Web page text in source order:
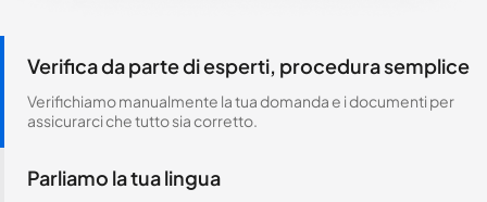
Verifica da parte di esperti, procedura semplice
Verifichiamo manualmente la tua domanda e i documenti per
assicurarci che tutto sia corretto.
Parliamo la tua lingua